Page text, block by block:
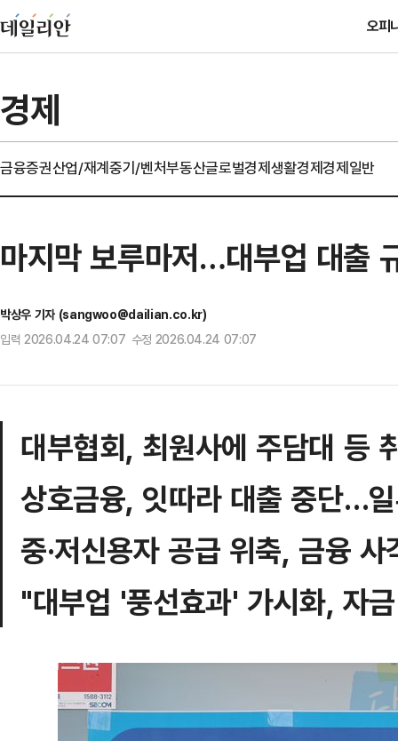
오피
경제
금융증권산업/재계중기/벤처부동산글로벌경제생활경제경제일반
마지막 보루마저…대부업 대출
박상우 기자 (sangwoo@dailian.co.kr)
입력 2026.04.24 07:07 수정 2026.04.24 07:07
대부협회, 최원사에 주담대 등
상호금융, 잇따라 대출 중단…
중·저신용자 공급 위축, 금융
"대부업 '풍선효과' 가시화, 자